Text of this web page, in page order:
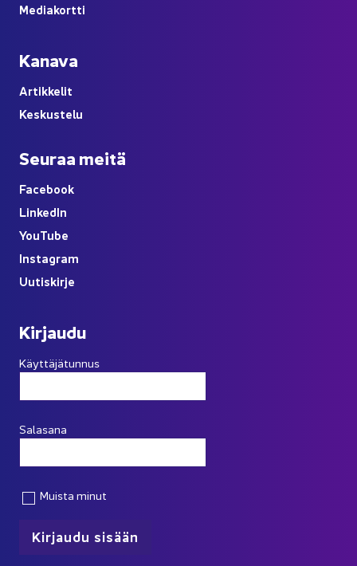
Me­dia­kort­ti
Ka­na­va
Ar­tik­ke­lit
Kes­kus­te­lu
Seu­raa meitä
Face­book
Lin­ke­dIn
YouTube
Ins­ta­gram
Uu­tis­kir­je
Kir­jau­du
Käyttäjätunnus
Salasana
Muista minut